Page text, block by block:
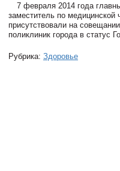
7 февраля 2014 года
заместитель по медицинской
присутствовали на
поликлиник города в статус
Рубрика: Здоровье